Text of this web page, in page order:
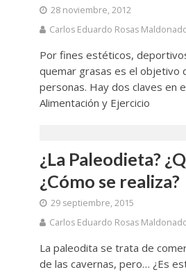
28 noviembre, 2012
Carlos Eduardo Rosas
Por fines estéticos,
quemar grasas es el objetivo
personas. Hay dos claves en
Alimentación y Ejercicio
¿La Paleodieta?
¿Cómo se realiza?
29 septiembre, 2015
Carlos Eduardo Rosas
La paleodita se trata de
de las cavernas, pero… ¿Es